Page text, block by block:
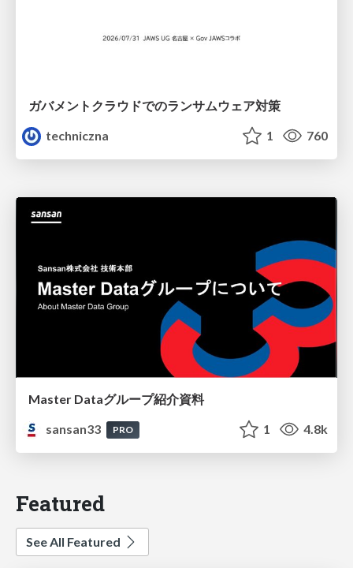
ガバメントクラウドでのランサムウェア対策
techniczna
1 760
Master Dataグループ紹介資料
sansan33
PRO 1 4.8k
Featured
See All Featured